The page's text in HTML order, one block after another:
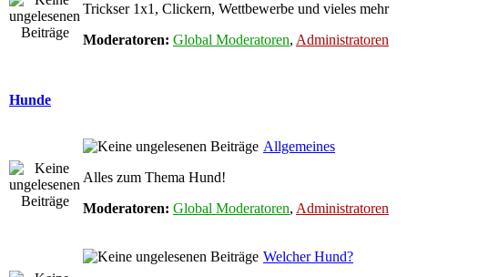
Trickser 1x1, Clickern, Wettbewerbe und vieles mehr
Moderatoren: Global Moderatoren, Administratoren
Hunde
Allgemeines
Alles zum Thema Hund!
Moderatoren: Global Moderatoren, Administratoren
Welcher Hund?